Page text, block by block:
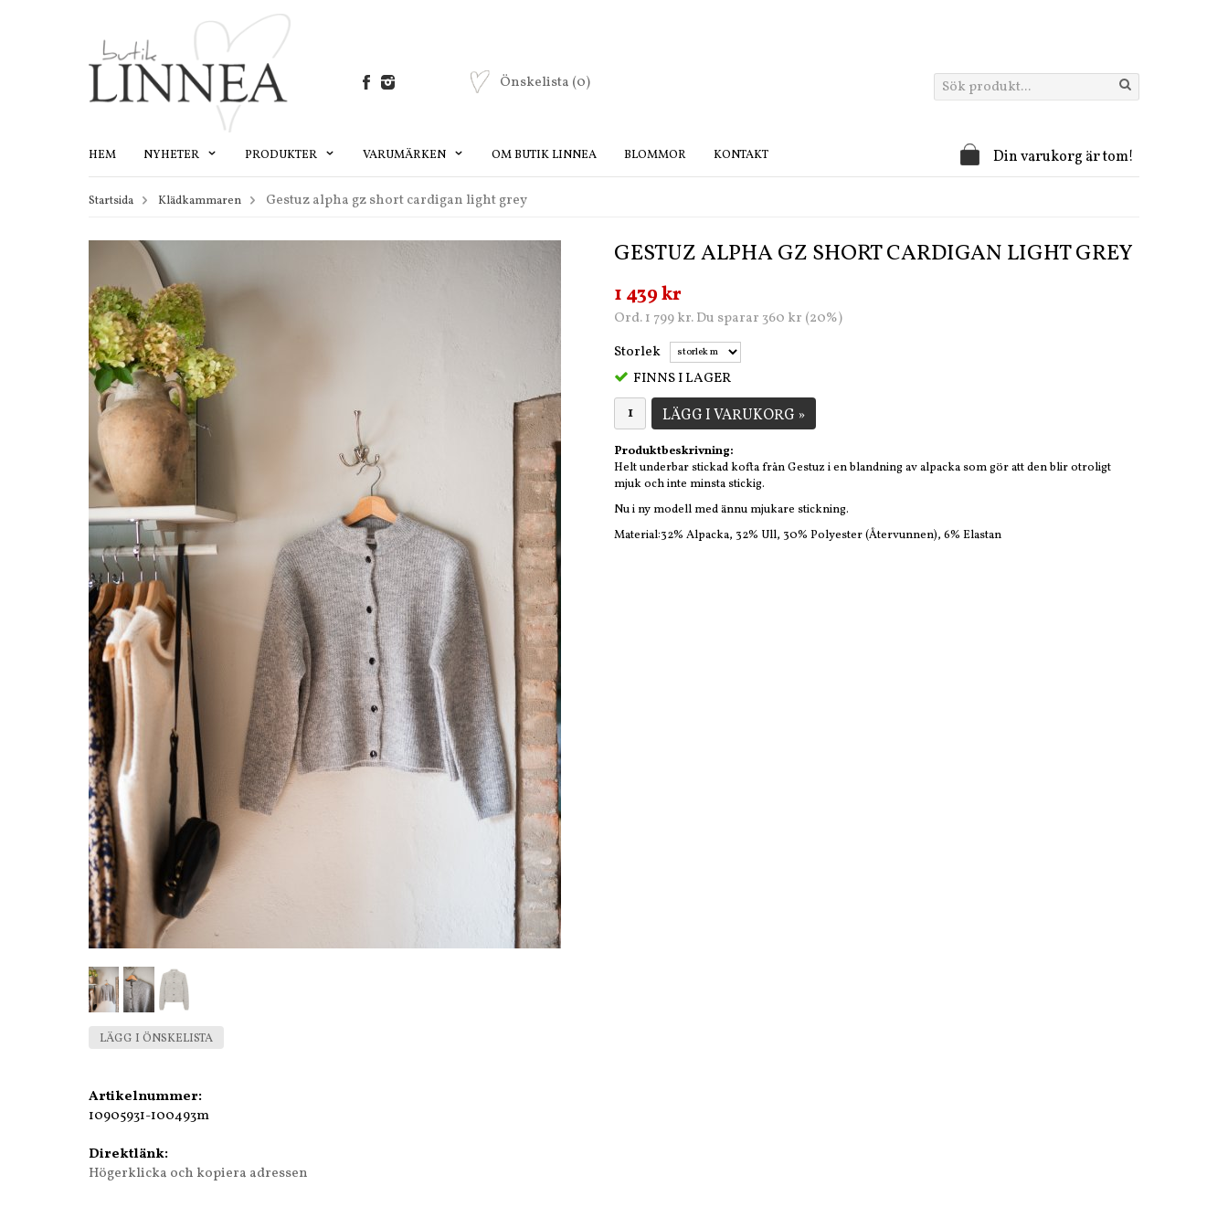
Önskelista (0)
HEM NYHETER PRODUKTER VARUMÄRKEN OM BUTIK LINNEA BLOMMOR KONTAKT Din varukorg är tom!
Startsida Klädkammaren Gestuz alpha gz short cardigan light grey
GESTUZ ALPHA GZ SHORT CARDIGAN LIGHT GREY
1 439 kr
Ord. 1 799 kr. Du sparar 360 kr (20%)
Storlek
FINNS I LAGER
LÄGG I VARUKORG »
Produktbeskrivning:
Helt underbar stickad kofta från Gestuz i en blandning av alpacka som gör att den blir otroligt
mjuk och inte minsta stickig.
Nu i ny modell med ännu mjukare stickning.
Material:32% Alpacka, 32% Ull, 30% Polyester (Återvunnen), 6% Elastan
LÄGG I ÖNSKELISTA
Artikelnummer:
10905931-100493m
Direktlänk:
Högerklicka och kopiera adressen